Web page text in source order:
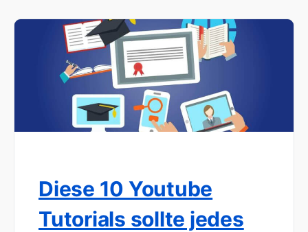
Diese 10 Youtube
Tutorials sollte jedes